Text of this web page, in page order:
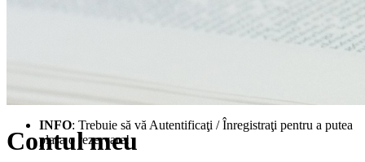
Contul meu
INFO: Trebuie să vă Autentificaţi / Înregistraţi pentru a putea
plasa o rezervare!